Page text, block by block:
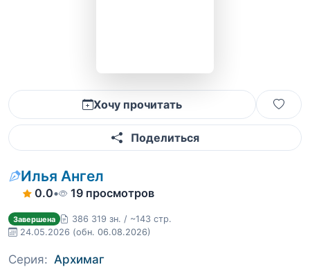
Хочу прочитать
Поделиться
Илья Ангел
0.0• 19 просмотров
Завершена
386 319 зн. / ~143 стр.
24.05.2026 (обн. 06.08.2026)
Серия: Архимаг